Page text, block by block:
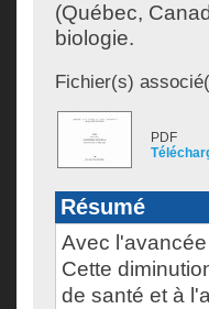
(Québec,
biologie.
Fichier(s)
PDF
Résumé
Avec
Cette
de santé et à